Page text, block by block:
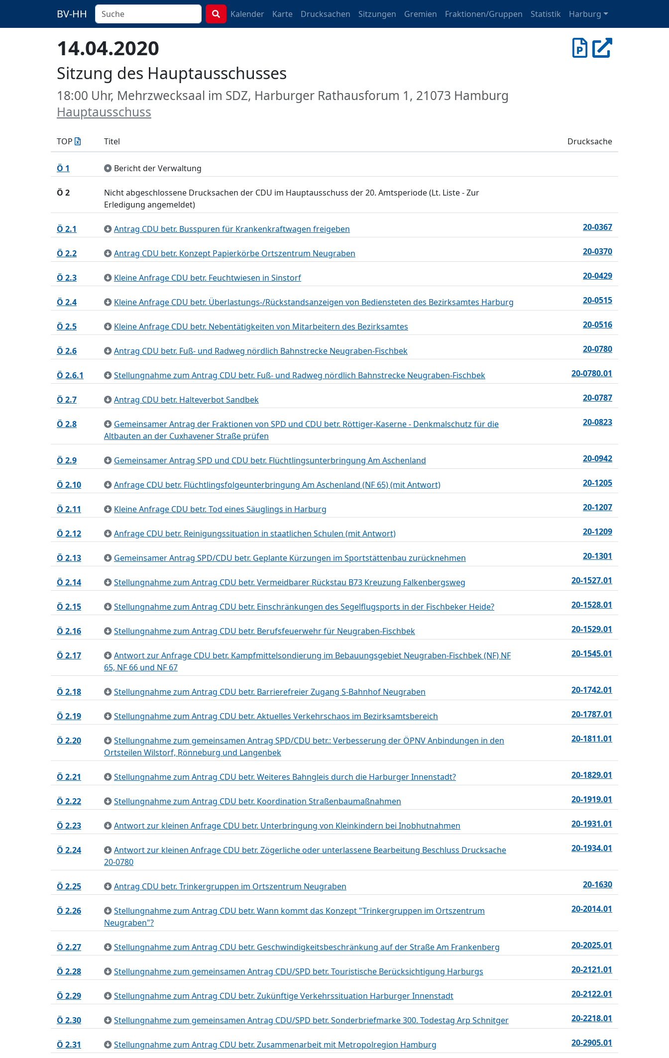
BV-HH Kalender Karte Drucksachen Sitzungen Gremien Fraktionen/Gruppen Statistik Harburg
14.04.2020
Sitzung des Hauptausschusses
18:00 Uhr, Mehrzwecksaal im SDZ, Harburger Rathausforum 1, 21073 Hamburg
Hauptausschuss
TOP Titel Drucksache
Ö 1 Bericht der Verwaltung
Ö 2
Nicht abgeschlossene Drucksachen der CDU im Hauptausschuss der 20. Amtsperiode (Lt. Liste - Zur
Erledigung angemeldet)
Ö 2.1 Antrag CDU betr. Busspuren für Krankenkraftwagen freigeben 20-0367
Ö 2.2 Antrag CDU betr. Konzept Papierkörbe Ortszentrum Neugraben 20-0370
Ö 2.3 Kleine Anfrage CDU betr. Feuchtwiesen in Sinstorf 20-0429
Ö 2.4 Kleine Anfrage CDU betr. Überlastungs-/Rückstandsanzeigen von Bediensteten des Bezirksamtes Harburg 20-0515
Ö 2.5 Kleine Anfrage CDU betr. Nebentätigkeiten von Mitarbeitern des Bezirksamtes 20-0516
Ö 2.6 Antrag CDU betr. Fuß- und Radweg nördlich Bahnstrecke Neugraben-Fischbek 20-0780
Ö 2.6.1 Stellungnahme zum Antrag CDU betr. Fuß- und Radweg nördlich Bahnstrecke Neugraben-Fischbek 20-0780.01
Ö 2.7 Antrag CDU betr. Halteverbot Sandbek 20-0787
Ö 2.8
Gemeinsamer Antrag der Fraktionen von SPD und CDU betr. Röttiger-Kaserne - Denkmalschutz für die
Altbauten an der Cuxhavener Straße prüfen
20-0823
Ö 2.9 Gemeinsamer Antrag SPD und CDU betr. Flüchtlingsunterbringung Am Aschenland 20-0942
Ö 2.10 Anfrage CDU betr. Flüchtlingsfolgeunterbringung Am Aschenland (NF 65) (mit Antwort) 20-1205
Ö 2.11 Kleine Anfrage CDU betr. Tod eines Säuglings in Harburg 20-1207
Ö 2.12 Anfrage CDU betr. Reinigungssituation in staatlichen Schulen (mit Antwort) 20-1209
Ö 2.13 Gemeinsamer Antrag SPD/CDU betr. Geplante Kürzungen im Sportstättenbau zurücknehmen 20-1301
Ö 2.14 Stellungnahme zum Antrag CDU betr. Vermeidbarer Rückstau B73 Kreuzung Falkenbergsweg 20-1527.01
Ö 2.15 Stellungnahme zum Antrag CDU betr. Einschränkungen des Segelflugsports in der Fischbeker Heide? 20-1528.01
Ö 2.16 Stellungnahme zum Antrag CDU betr. Berufsfeuerwehr für Neugraben-Fischbek 20-1529.01
Ö 2.17
Antwort zur Anfrage CDU betr. Kampfmittelsondierung im Bebauungsgebiet Neugraben-Fischbek (NF) NF
65, NF 66 und NF 67
20-1545.01
Ö 2.18 Stellungnahme zum Antrag CDU betr. Barrierefreier Zugang S-Bahnhof Neugraben 20-1742.01
Ö 2.19 Stellungnahme zum Antrag CDU betr. Aktuelles Verkehrschaos im Bezirksamtsbereich 20-1787.01
Ö 2.20
Stellungnahme zum gemeinsamen Antrag SPD/CDU betr.: Verbesserung der ÖPNV Anbindungen in den
Ortsteilen Wilstorf, Rönneburg und Langenbek
20-1811.01
Ö 2.21 Stellungnahme zum Antrag CDU betr. Weiteres Bahngleis durch die Harburger Innenstadt? 20-1829.01
Ö 2.22 Stellungnahme zum Antrag CDU betr. Koordination Straßenbaumaßnahmen 20-1919.01
Ö 2.23 Antwort zur kleinen Anfrage CDU betr. Unterbringung von Kleinkindern bei Inobhutnahmen 20-1931.01
Ö 2.24
Antwort zur kleinen Anfrage CDU betr. Zögerliche oder unterlassene Bearbeitung Beschluss Drucksache
20-0780
20-1934.01
Ö 2.25 Antrag CDU betr. Trinkergruppen im Ortszentrum Neugraben 20-1630
Ö 2.26
Stellungnahme zum Antrag CDU betr. Wann kommt das Konzept "Trinkergruppen im Ortszentrum
Neugraben"?
20-2014.01
Ö 2.27 Stellungnahme zum Antrag CDU betr. Geschwindigkeitsbeschränkung auf der Straße Am Frankenberg 20-2025.01
Ö 2.28 Stellungnahme zum gemeinsamen Antrag CDU/SPD betr. Touristische Berücksichtigung Harburgs 20-2121.01
Ö 2.29 Stellungnahme zum Antrag CDU betr. Zukünftige Verkehrssituation Harburger Innenstadt 20-2122.01
Ö 2.30 Stellungnahme zum gemeinsamen Antrag CDU/SPD betr. Sonderbriefmarke 300. Todestag Arp Schnitger 20-2218.01
Ö 2.31 Stellungnahme zum Antrag CDU betr. Zusammenarbeit mit Metropolregion Hamburg 20-2905.01